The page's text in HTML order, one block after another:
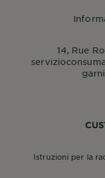
Istruzioni per la
14, Rue